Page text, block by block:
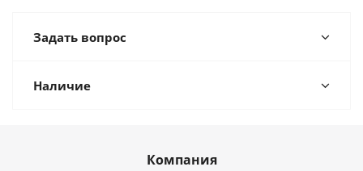
Задать вопрос
Наличие
Компания